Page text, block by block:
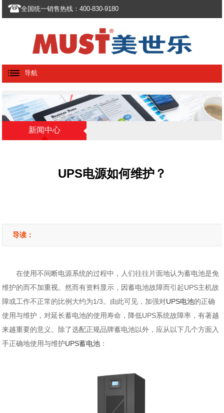
全国统一销售热线：400-830-9180
导航
新闻中心
UPS电源如何维护？
导读：
在使用不间断电源系统的过程中，人们往往片面地认为蓄电池是免
维护的而不加重视。然而有资料显示，因蓄电池故障而引起UPS主机故
障或工作不正常的比例大约为1/3。由此可见，加强对UPS电池的正确
使用与维护，对延长蓄电池的使用寿命，降低UPS系统故障率，有著越
来越重要的意义。除了选配正规品牌蓄电池以外，应从以下几个方面入
手正确地使用与维护UPS蓄电池 ：